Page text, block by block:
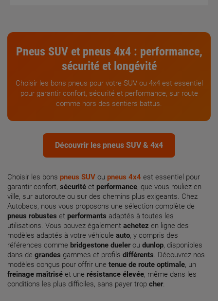
Pneus SUVet pneus 4x4: performance,
sécuritéet longévité
Choisir les bons pneus pour votre SUV ou 4x4 est essentiel
pour garantir confort, sécurité et performance, sur route
comme hors des sentiers battus.
Découvrir les pneus SUV & 4x4
Choisir les bons pneus SUV ou pneus 4x4 est essentiel pour
garantir confort, sécurité et performance, que vous rouliez en
ville, sur autoroute ou sur des chemins plus exigeants. Chez
Autobacs, nous vous proposons une sélection complète de
pneus robustes et performants adaptés à toutes les
utilisations. Vous pouvez également achetez en ligne des
modèles adaptés à votre véhicule auto, y compris des
références comme bridgestone duelerou dunlop, disponibles
dans de grandes gammes et profils différents. Découvrez nos
modèles conçus pour offrir une tenue de route optimale, un
freinage maîtrisé et une résistance élevée, même dans les
conditions les plus difficiles, sans payer trop cher.